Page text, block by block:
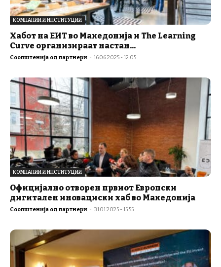
КОМПАНИИ И ИНСТИТУЦИИ
Хабот на ЕИТ во Македонија и The Learning
Curve организираат настан...
Соопштенија од партнери - 16.06.2025 - 12:05
КОМПАНИИ И ИНСТИТУЦИИ
Официјално отворен првиот Европски
дигитален иновациски хаб во Македонија
Соопштенија од партнери - 31.01.2025 - 15:55